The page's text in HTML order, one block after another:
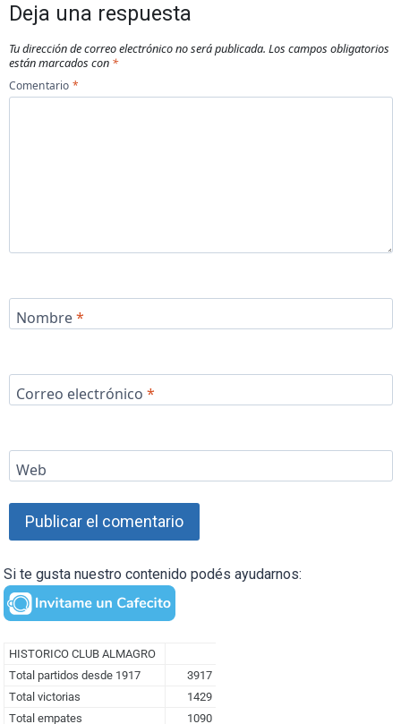
Deja una respuesta
Tu dirección de correo electrónico no será publicada. Los campos obligatorios
están marcados con *
Comentario *
Nombre*
Correo electrónico *
Web
Si te gusta nuestro contenido podés ayudarnos: